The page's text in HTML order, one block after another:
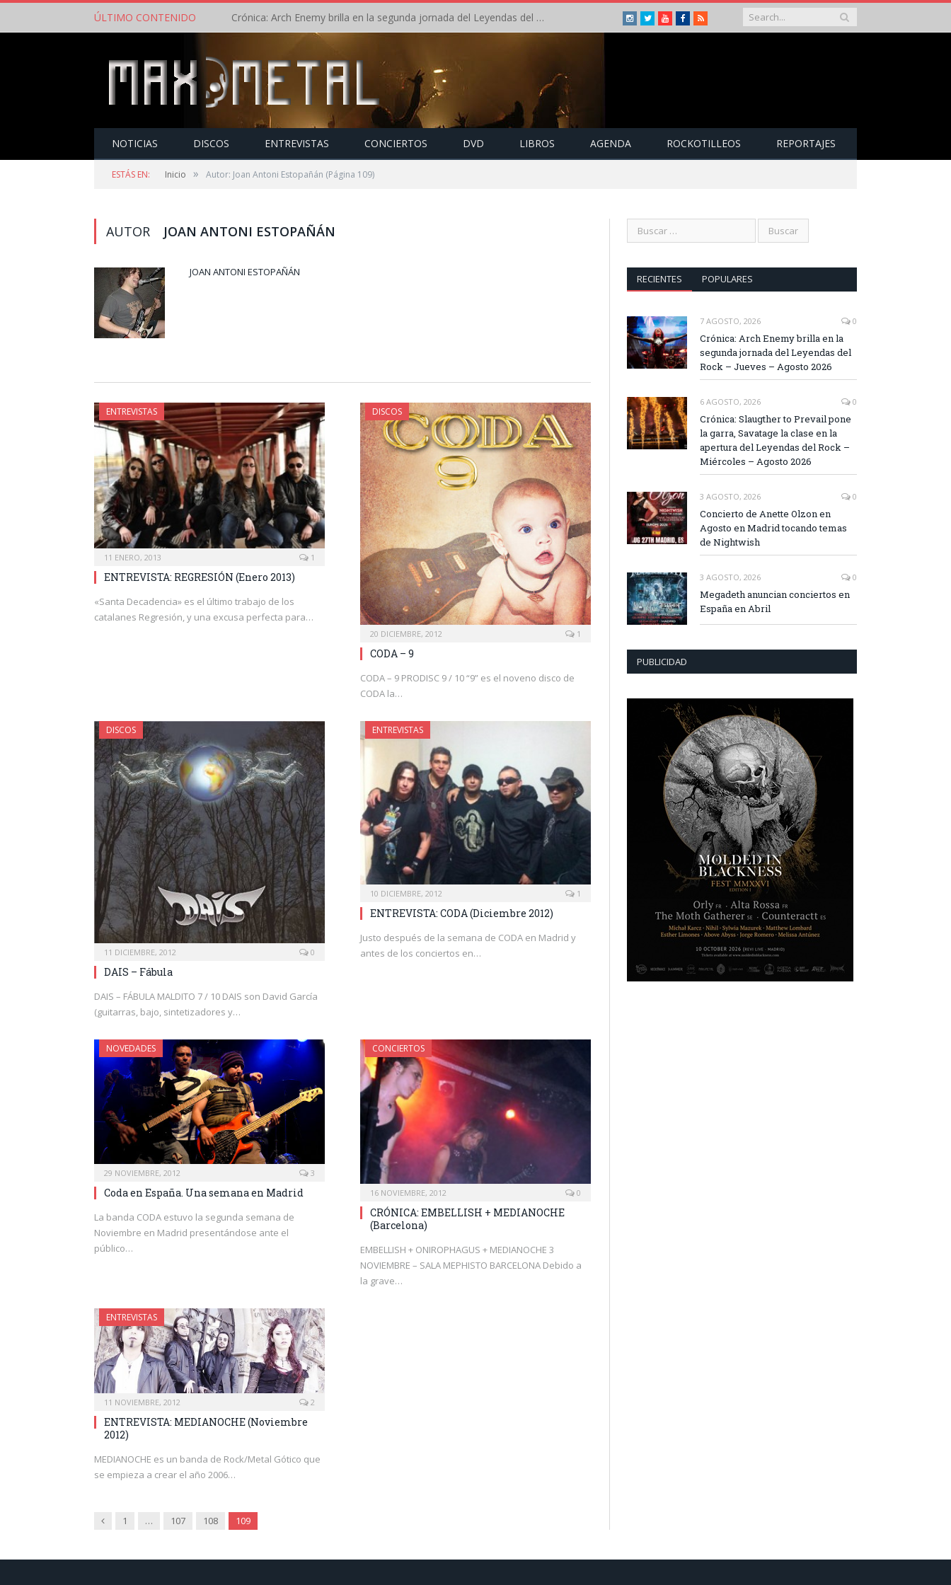
ÚLTIMO CONTENIDO Crónica: Arch Enemy brilla en la segunda jornada del Leyendas del Rock – Jueves – Agosto 2026 Instagram
TwitterYoutubeFacebook
RSS
NOTICIAS DISCOS ENTREVISTAS CONCIERTOS DVD LIBROS AGENDA ROCKOTILLEOS REPORTAJES
ESTÁS EN: Inicio » Autor: Joan Antoni Estopañán (Página 109)
AUTOR JOAN ANTONI ESTOPAÑÁN
JOAN ANTONI ESTOPAÑÁN
ENTREVISTAS
11 ENERO, 2013 1
ENTREVISTA: REGRESIÓN (Enero 2013)
«Santa Decadencia» es el último trabajo de los
catalanes Regresión, y una excusa perfecta para…
DISCOS
20 DICIEMBRE, 2012 1
CODA – 9
CODA – 9 PRODISC 9 / 10 “9” es el noveno disco de
CODA la…
DISCOS
11 DICIEMBRE, 2012 0
DAIS – Fábula
DAIS – FÁBULA MALDITO 7 / 10 DAIS son David García
(guitarras, bajo, sintetizadores y…
ENTREVISTAS
10 DICIEMBRE, 2012 1
ENTREVISTA: CODA (Diciembre 2012)
Justo después de la semana de CODA en Madrid y
antes de los conciertos en…
NOVEDADES
29 NOVIEMBRE, 2012 3
Coda en España. Una semana en Madrid
La banda CODA estuvo la segunda semana de
Noviembre en Madrid presentándose ante el
público…
CONCIERTOS
16 NOVIEMBRE, 2012 0
CRÓNICA: EMBELLISH + MEDIANOCHE
(Barcelona)
EMBELLISH + ONIROPHAGUS + MEDIANOCHE 3
NOVIEMBRE – SALA MEPHISTO BARCELONA Debido a
la grave…
ENTREVISTAS
11 NOVIEMBRE, 2012 2
ENTREVISTA: MEDIANOCHE (Noviembre
2012)
MEDIANOCHE es un banda de Rock/Metal Gótico que
se empieza a crear el año 2006…
Anterior
1 … 107 108 109
RECIENTES POPULARES
7 AGOSTO, 2026 0
Crónica: Arch Enemy brilla en la
segunda jornada del Leyendas del
Rock – Jueves – Agosto 2026
6 AGOSTO, 2026 0
Crónica: Slaugther to Prevail pone
la garra, Savatage la clase en la
apertura del Leyendas del Rock –
Miércoles – Agosto 2026
3 AGOSTO, 2026 0
Concierto de Anette Olzon en
Agosto en Madrid tocando temas
de Nightwish
3 AGOSTO, 2026 0
Megadeth anuncian conciertos en
España en Abril
PUBLICIDAD